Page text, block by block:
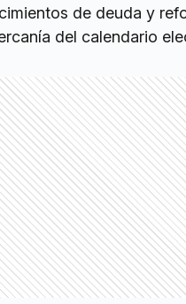
de deuda y
del calendario